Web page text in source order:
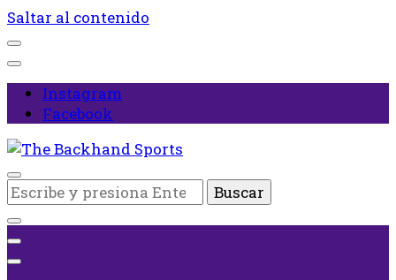
Saltar al contenido
Instagram
Facebook
The Backhand Sports
Inicio
¿Buscas
algo?